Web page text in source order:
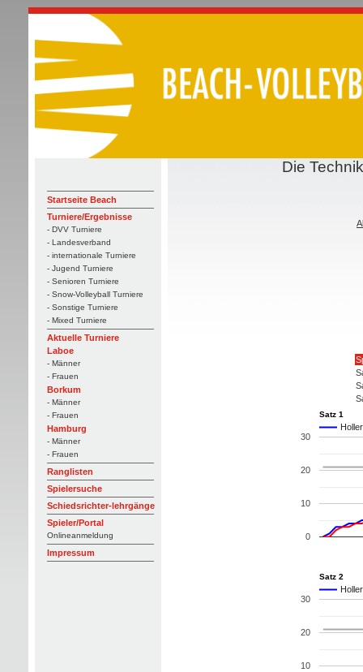
Startseite Beach
Turniere/Ergebnisse
- DVV Turniere
- Landesverband
- internationale Turniere
- Jugend Turniere
- Senioren Turniere
- Snow-Volleyball Turniere
- Sonstige Turniere
- Mixed Turniere
Aktuelle Turniere
Laboe
- Männer
- Frauen
Borkum
- Männer
- Frauen
Hamburg
- Männer
- Frauen
Ranglisten
Spielersuche
Schiedsrichter-lehrgänge
Spieler/Portal
Onlineanmeldung
Impressum
Die
Satz 1
0
10
20
30
Satz 2
10
20
30